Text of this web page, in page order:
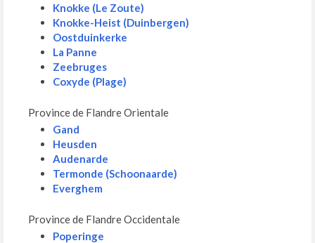
Knokke (Le Zoute)
Knokke-Heist (Duinbergen)
Oostduinkerke
La Panne
Zeebruges
Coxyde (Plage)
Province de Flandre Orientale
Gand
Heusden
Audenarde
Termonde (Schoonaarde)
Everghem
Province de Flandre Occidentale
Poperinge